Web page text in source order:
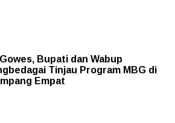
Bupati dan Wabup
Tinjau Program MBG di
Empat